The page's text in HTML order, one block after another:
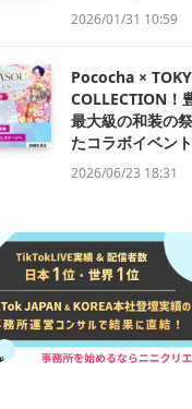
2026/01/31 10:59
Pococha ×
COLLECTION！
最大級の和装の
たコラボイベン
2026/06/23 18:31